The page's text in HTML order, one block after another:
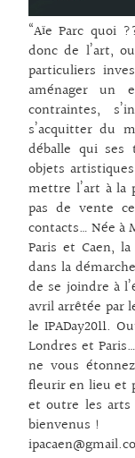
“Aïe Parc quoi
donc de l’art,
particuliers
aménager un
contraintes,
s’acquitter du
déballe qui ses
objets
mettre l’art à
pas de vente
contacts… Née à
Paris et Caen,
dans la
de se joindre à
avril arrêtée par
le IPADay2011.
Londres et
ne vous
fleurir en lieu et
et outre les arts
bienvenus !